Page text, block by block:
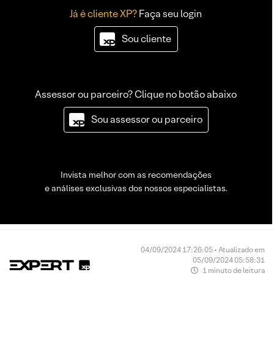
Já é cliente XP?Faça seu login
Sou cliente
Assessor ou parceiro? Clique no botão abaixo
Sou assessor ou parceiro
Invista melhor com as recomendações
e análises exclusivas dos nossos especialistas.
04/09/2024 17:26:05 • Atualizado em
05/09/2024 05:58:31
1 minuto de leitura